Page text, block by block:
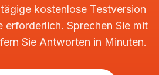
kostenlose Testversion
Sprechen Sie mit
Sie Antworten in Minuten.